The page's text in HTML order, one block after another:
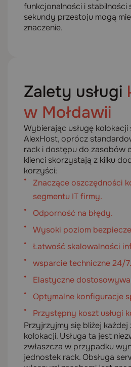
funkcjonalności i stabilności
sekundy przestoju mogą
znaczenie.
Zalety usługi
w Mołdawii
Wybierając usługę
AlexHost, oprócz
rack i dostępu do zasobów
klienci skorzystają z kilku
korzyści:
Znaczące oszczędności
segmentu IT firmy.
Odporność na błędy.
Wysoki poziom
Łatwość skalowalności
wsparcie techniczne 24/7.
Elastyczne
Optymalne konfiguracje
Przystępny koszt usługi
Przyjrzyjmy się bliżej każdej
kolokacji. Usługa ta jest
zwłaszcza w przypadku
jednostek rack. Obsługa